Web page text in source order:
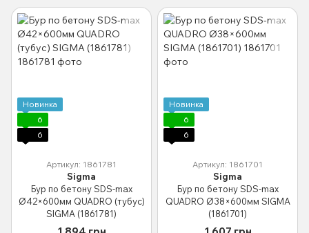
Новинка
6
6
Артикул: 1861781
Sigma
Бур по бетону SDS-max
Ø42×600мм QUADRO (тубус)
SIGMA (1861781)
Новинка
6
6
Артикул: 1861701
Sigma
Бур по бетону SDS-max
QUADRO Ø38×600мм SIGMA
(1861701)